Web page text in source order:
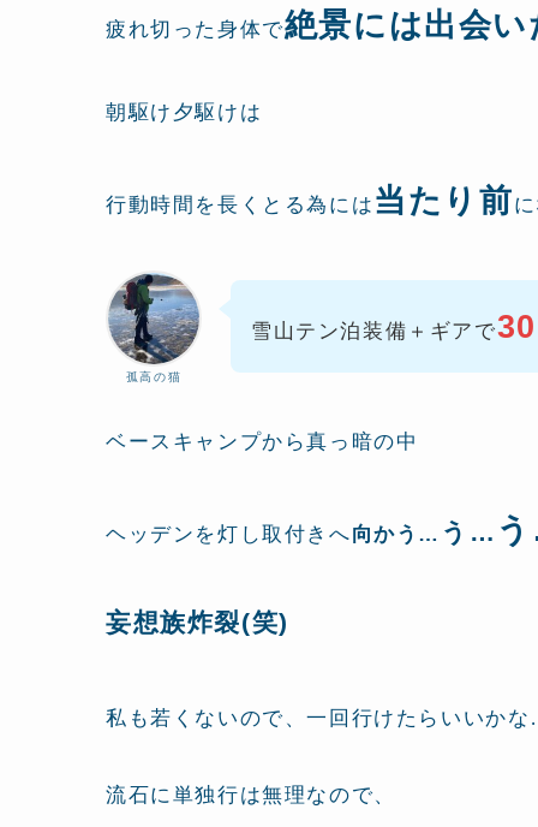
疲れ切った身体で絶景には出会
朝駆け夕駆けは
行動時間を長くとる為には 当たり前
孤高の猫
雪山テン泊装備＋ギアで
ベースキャンプから真っ暗の中
ヘッデンを灯し取付きへ向かう… う…
妄想族炸裂(笑)
私も若くないので、一回行けたらいいか
流石に単独行は無理なので、